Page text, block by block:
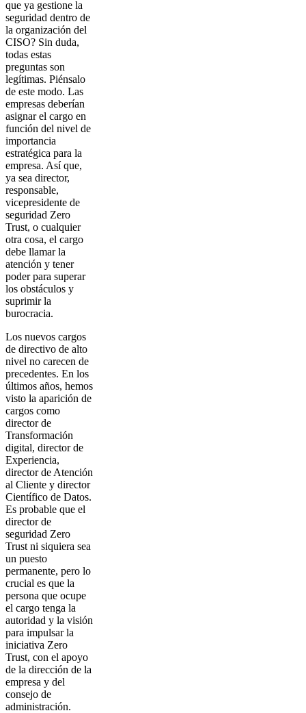
que ya gestione la
seguridad dentro de
la organización del
CISO? Sin duda,
todas estas
preguntas son
legítimas. Piénsalo
de este modo. Las
empresas deberían
asignar el cargo en
función del nivel de
importancia
estratégica para la
empresa. Así que,
ya sea director,
responsable,
vicepresidente de
seguridad Zero
Trust, o cualquier
otra cosa, el cargo
debe llamar la
atención y tener
poder para superar
los obstáculos y
suprimir la
burocracia.
Los nuevos cargos
de directivo de alto
nivel no carecen de
precedentes. En los
últimos años, hemos
visto la aparición de
cargos como
director de
Transformación
digital, director de
Experiencia,
director de Atención
al Cliente y director
Científico de Datos.
Es probable que el
director de
seguridad Zero
Trust ni siquiera sea
un puesto
permanente, pero lo
crucial es que la
persona que ocupe
el cargo tenga la
autoridad y la visión
para impulsar la
iniciativa Zero
Trust, con el apoyo
de la dirección de la
empresa y del
consejo de
administración.